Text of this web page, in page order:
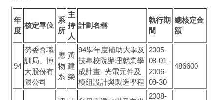
年
度
核定單位
系
所
主
持
人
計劃名稱
執行期
間
總核定金
額
94
勞委會職
訓局、博
大股份有
限公司
應
物
系
黃
建
榮
94學年度補助大學及
技專校院辦理就業學
成計畫- 光電元件及
模組設計與製造學程
2005-
08-01 -
2006-
09-30
486600
2008-